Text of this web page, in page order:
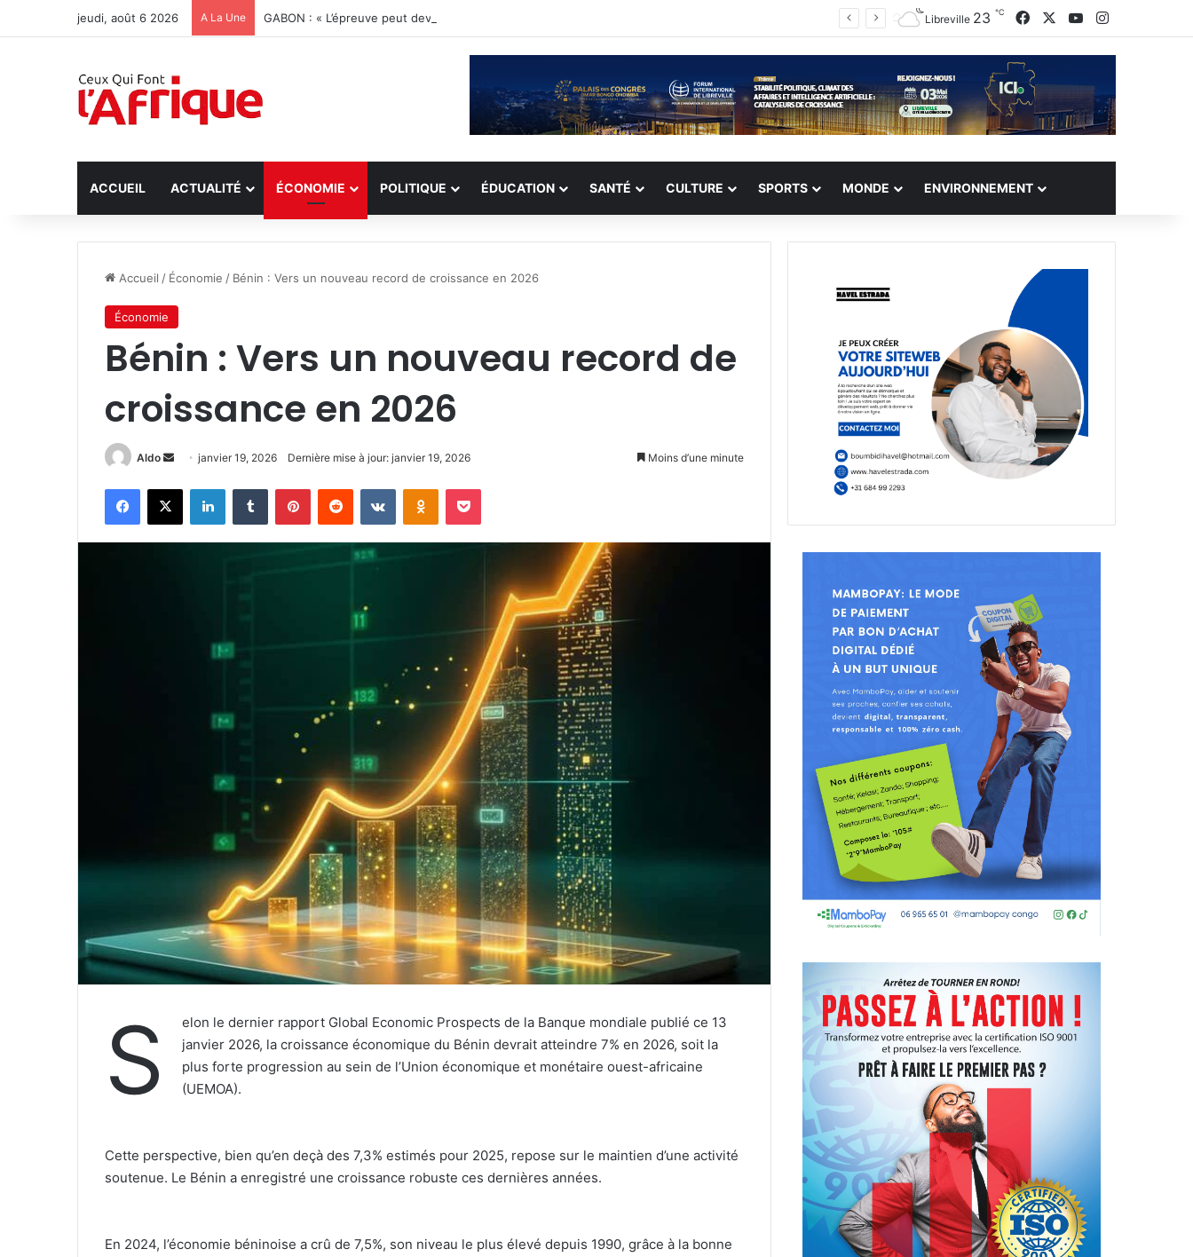
jeudi, août 6 2026 A La Une GABON : « L’épreuve peut devenir le début d’une vie nouvelle » Jonathan Diamant Boukinda Libreville 23 ℃ FacebookYouTubeInstagram
ACCUEIL ACTUALITÉ ÉCONOMIE POLITIQUE ÉDUCATION SANTÉ CULTURE SPORTS MONDE ENVIRONNEMENT
Accueil / Économie / Bénin : Vers un nouveau record de croissance en 2026
Économie
Bénin : Vers un nouveau record de
croissance en 2026
Aldo
Envoyer
courriel
janvier 19, 2026 Dernière mise à jour: janvier 19, 2026 Moins d’une minute
Facebook
X LinkedinTumblr PinterestReddit VKontakteOdnoklassniki
Pocket
S
elon le dernier rapport Global Economic Prospects de la Banque mondiale publié ce 13
janvier 2026, la croissance économique du Bénin devrait atteindre 7% en 2026, soit la
plus forte progression au sein de l’Union économique et monétaire ouest-africaine
(UEMOA).
‎Cette perspective, bien qu’en deçà des 7,3% estimés pour 2025, repose sur le maintien d’une activité
soutenue. Le Bénin a enregistré une croissance robuste ces dernières années.
‎En 2024, l’économie béninoise a crû de 7,5%, son niveau le plus élevé depuis 1990, grâce à la bonne